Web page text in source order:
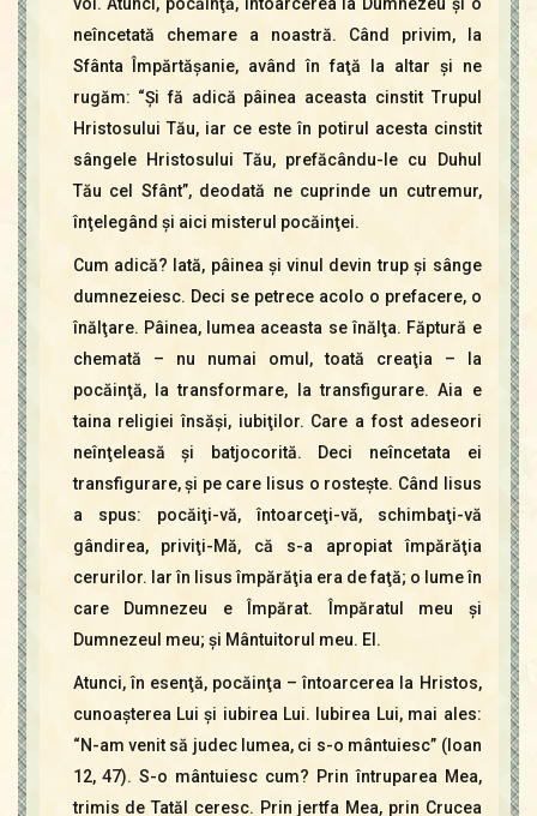
neîncetată chemare a noastră. Când privim, la
Sfânta Împărtăşanie, având în faţă la altar şi ne
rugăm: “Şi fă adică pâinea aceasta cinstit Trupul
Hristosului Tău, iar ce este în potirul acesta cinstit
sângele Hristosului Tău, prefăcându-le cu Duhul
Tău cel Sfânt”, deodată ne cuprinde un cutremur,
înţelegând şi aici misterul pocăinţei.
Cum adică? Iată, pâinea şi vinul devin trup şi sânge
dumnezeiesc. Deci se petrece acolo o prefacere, o
înălţare. Pâinea, lumea aceasta se înălţa. Făptură e
chemată – nu numai omul, toată creaţia – la
pocăinţă, la transformare, la transfigurare. Aia e
taina religiei însăşi, iubiţilor. Care a fost adeseori
neînţeleasă şi batjocorită. Deci neîncetata ei
transfigurare, şi pe care Iisus o rosteşte. Când Iisus
a spus: pocăiţi-vă, întoarceţi-vă, schimbaţi-vă
gândirea, priviţi-Mă, că s-a apropiat împărăţia
cerurilor. Iar în Iisus împărăţia era de faţă; o lume în
care Dumnezeu e Împărat. Împăratul meu şi
Dumnezeul meu; şi Mântuitorul meu. El.
Atunci, în esenţă, pocăinţa – întoarcerea la Hristos,
cunoaşterea Lui şi iubirea Lui. Iubirea Lui, mai ales:
“N-am venit să judec lumea, ci s-o mântuiesc” (Ioan
12, 47). S-o mântuiesc cum? Prin întruparea Mea,
trimis de Tatăl ceresc. Prin jertfa Mea, prin Crucea